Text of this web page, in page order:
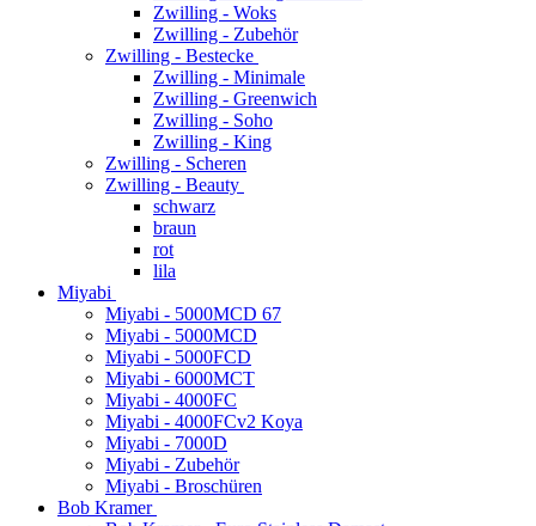
Zwilling - Woks
Zwilling - Zubehör
Zwilling - Bestecke
Zwilling - Minimale
Zwilling - Greenwich
Zwilling - Soho
Zwilling - King
Zwilling - Scheren
Zwilling - Beauty
schwarz
braun
rot
lila
Miyabi
Miyabi - 5000MCD 67
Miyabi - 5000MCD
Miyabi - 5000FCD
Miyabi - 6000MCT
Miyabi - 4000FC
Miyabi - 4000FCv2 Koya
Miyabi - 7000D
Miyabi - Zubehör
Miyabi - Broschüren
Bob Kramer